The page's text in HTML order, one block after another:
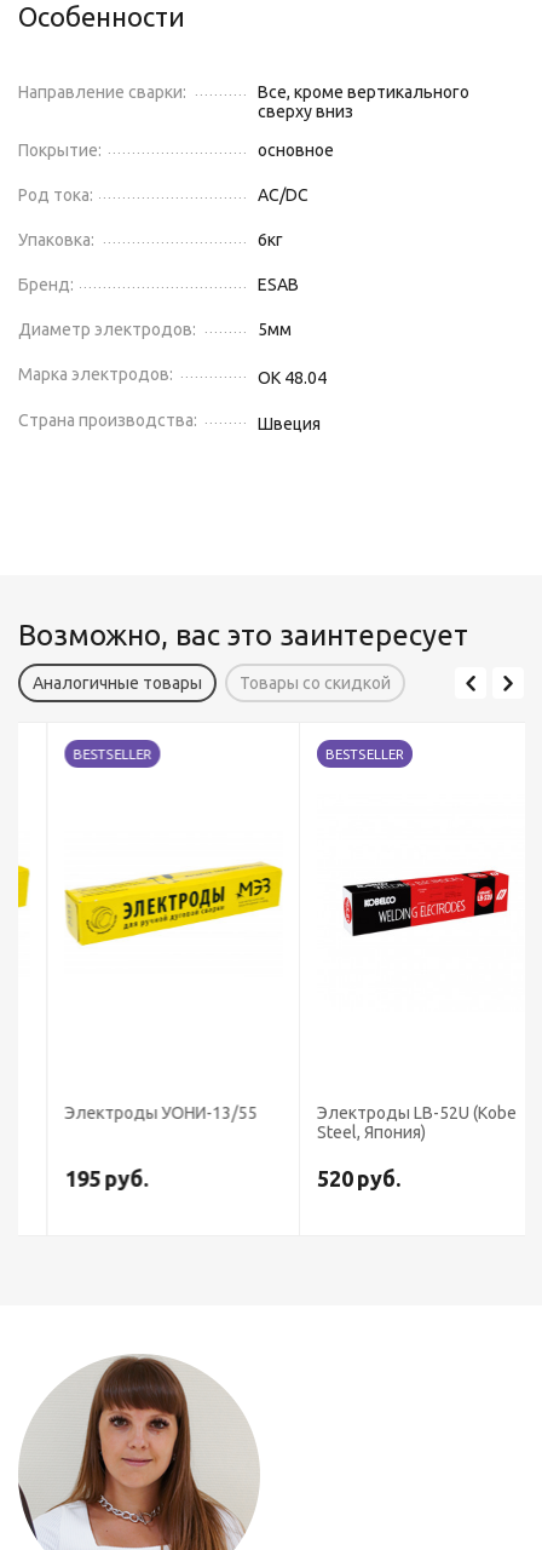
Особенности
Направление сварки:
Все, кроме вертикального
сверху вниз
Покрытие:
основное
Род тока: AC/DC
Упаковка: 6кг
Бренд: ESAB
Диаметр электродов: 5мм
Марка электродов: OK 48.04
Страна производства: Швеция
Возможно, вас это заинтересует
Аналогичные товары Товары со скидкой
BESTSELLER
Электроды УОНИ-13/55
195руб.
BESTSELLER
Электроды LB-52U (Kobe
Steel, Япония)
520руб.